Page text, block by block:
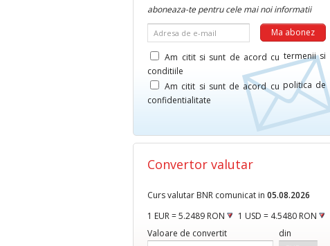
aboneaza-te pentru cele mai noi informatii
Adresa de e-mail
Am citit si sunt de acord cu termenii si
conditiile
Am citit si sunt de acord cu politica de
confidentialitate
Convertor valutar
Curs valutar BNR comunicat in 05.08.2026
1 EUR = 5.2489 RON
1 USD = 4.5480 RON
Valoare de convertit
din